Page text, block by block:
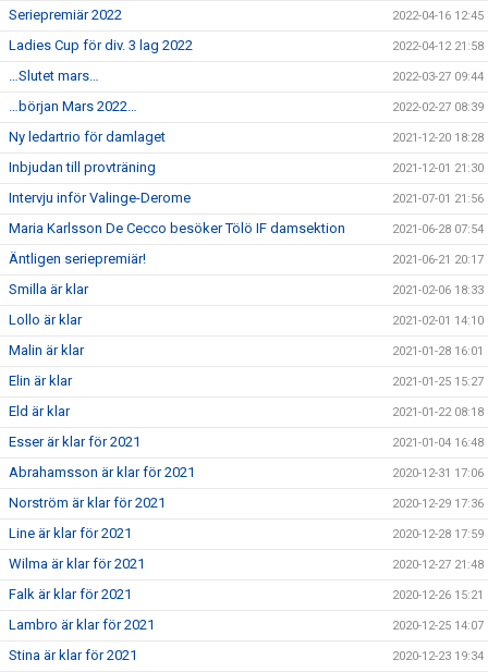
Seriepremiär 2022 2022-04-16 12:45
Ladies Cup för div. 3 lag 2022 2022-04-12 21:58
…Slutet mars… 2022-03-27 09:44
…början Mars 2022… 2022-02-27 08:39
Ny ledartrio för damlaget 2021-12-20 18:28
Inbjudan till provträning 2021-12-01 21:30
Intervju inför Valinge-Derome 2021-07-01 21:56
Maria Karlsson De Cecco besöker Tölö IF damsektion 2021-06-28 07:54
Äntligen seriepremiär! 2021-06-21 20:17
Smilla är klar 2021-02-06 18:33
Lollo är klar 2021-02-01 14:10
Malin är klar 2021-01-28 16:01
Elin är klar 2021-01-25 15:27
Eld är klar 2021-01-22 08:18
Esser är klar för 2021 2021-01-04 16:48
Abrahamsson är klar för 2021 2020-12-31 17:06
Norström är klar för 2021 2020-12-29 17:36
Line är klar för 2021 2020-12-28 17:59
Wilma är klar för 2021 2020-12-27 21:48
Falk är klar för 2021 2020-12-26 15:21
Lambro är klar för 2021 2020-12-25 14:07
Stina är klar för 2021 2020-12-23 19:34